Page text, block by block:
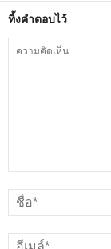
ทิ้งคำตอบไว้